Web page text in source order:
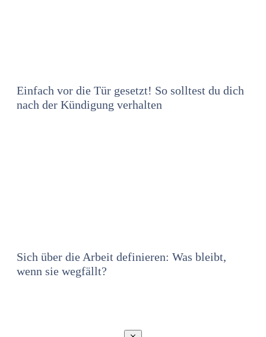
Einfach vor die Tür gesetzt! So solltest du dich
nach der Kündigung verhalten
Sich über die Arbeit definieren: Was bleibt,
wenn sie wegfällt?